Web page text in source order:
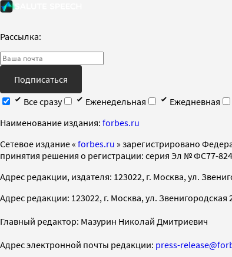
Рассылка:
Подписаться
Все сразу
Еженедельная Ежедневная
Наименование издания: forbes.ru
Cетевое издание « forbes.ru » зарегистрировано
принятия решения о регистрации: серия Эл № ФС77-
Адрес редакции, издателя: 123022, г. Москва, ул.
Адрес редакции: 123022, г. Москва, ул. Звенигородская
Главный редактор: Мазурин Николай Дмитриевич
Адрес электронной почты редакции: press-